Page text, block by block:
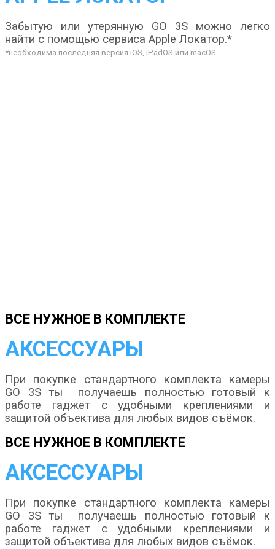
Забытую или утерянную GO 3S можно легко
найти с помощью сервиса Apple Локатор.*
*необходима последняя версия iOS, iPadOS или macOS.
ВСЕ НУЖНОЕ В КОМПЛЕКТЕ
АКСЕССУАРЫ
При покупке стандартного комплекта камеры
GO 3S ты получаешь полностью готовый к
работе гаджет с удобными креплениями и
защитой объектива для любых видов съёмок.
ВСЕ НУЖНОЕ В КОМПЛЕКТЕ
АКСЕССУАРЫ
При покупке стандартного комплекта камеры
GO 3S ты получаешь полностью готовый к
работе гаджет с удобными креплениями и
защитой объектива для любых видов съёмок.